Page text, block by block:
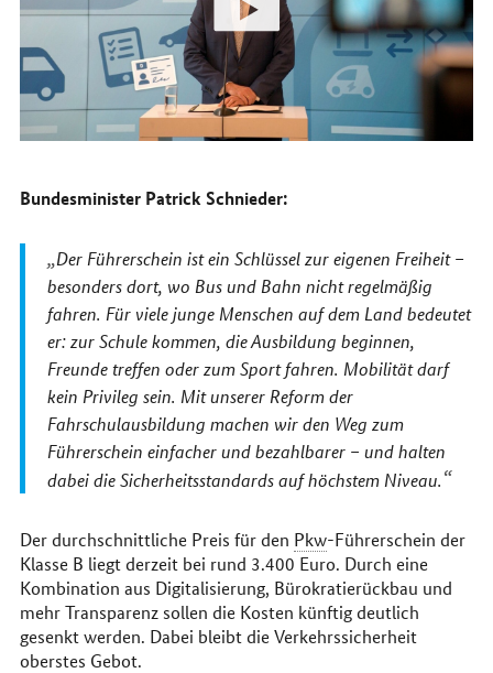
Bundesminister Patrick Schnieder:
Der Führerschein ist ein Schlüssel zur eigenen Freiheit –
besonders dort, wo Bus und Bahn nicht regelmäßig
fahren. Für viele junge Menschen auf dem Land bedeutet
er: zur Schule kommen, die Ausbildung beginnen,
Freunde treffen oder zum Sport fahren. Mobilität darf
kein Privileg sein. Mit unserer Reform der
Fahrschulausbildung machen wir den Weg zum
Führerschein einfacher und bezahlbarer – und halten
dabei die Sicherheitsstandards auf höchstem Niveau.
Der durchschnittliche Preis für den Pkw-Führerschein der
Klasse B liegt derzeit bei rund 3.400 Euro. Durch eine
Kombination aus Digitalisierung, Bürokratierückbau und
mehr Transparenz sollen die Kosten künftig deutlich
gesenkt werden. Dabei bleibt die Verkehrssicherheit
oberstes Gebot.